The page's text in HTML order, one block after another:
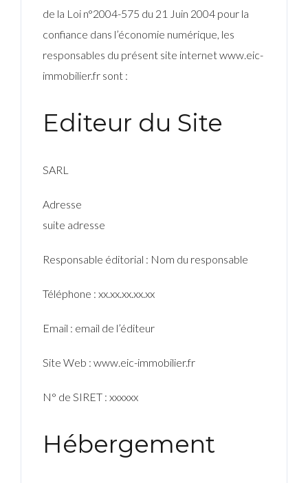
de la Loi n°2004-575 du 21 Juin 2004 pour la
confiance dans l’économie numérique, les
responsables du présent site internet www.eic-
immobilier.fr sont :
Editeur du Site
SARL
Adresse
suite adresse
Responsable éditorial : Nom du responsable
Téléphone : xx.xx.xx.xx.xx
Email : email de l’éditeur
Site Web : www.eic-immobilier.fr
N° de SIRET : xxxxxx
Hébergement